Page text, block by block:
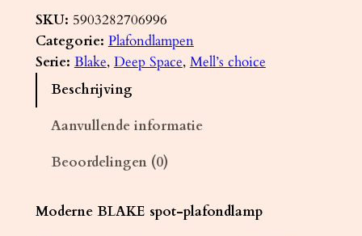
a
f
o
B
SKU: 5903282706996
Categorie: Plafondlampen
Serie: Blake, Deep Space, Mell’s choice
Beschrijving
Aanvullende informatie
Beoordelingen (0)
Moderne BLAKE spot-plafondlamp